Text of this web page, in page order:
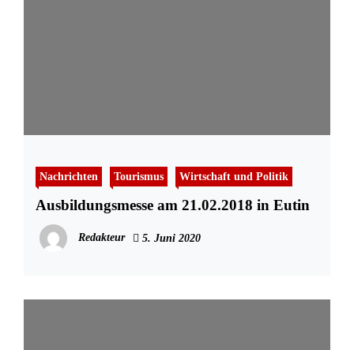
Nachrichten Tourismus Wirtschaft und Politik
Ausbildungsmesse am 21.02.2018 in Eutin
Redakteur 5. Juni 2020